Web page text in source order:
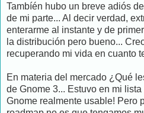
Tambíén hubo un breve adiós
de mi parte... Al decir verdad,
enterarme al instante y de
la distribución pero bueno...
recuperando mi vida en cuanto
En materia del mercado ¿Qué
de Gnome 3... Estuvo en mi
Gnome realmente usable! Pero